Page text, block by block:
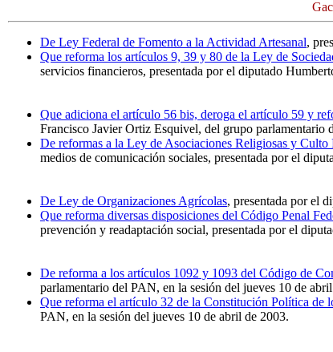
De Ley Federal de Fomento a la Actividad Artesanal,
Que reforma los artículos 9, 39 y 80 de la Ley de
servicios financieros, presentada por el diputado
Que adiciona el artículo 56 bis, deroga el artículo 59 y
Francisco Javier Ortiz Esquivel, del grupo parlamentario
De reformas a la Ley de Asociaciones Religiosas y
medios de comunicación sociales, presentada por el
De Ley de Organizaciones Agrícolas, presentada por el
Que reforma diversas disposiciones del Código Penal
prevención y readaptación social, presentada por el
De reforma a los artículos 1092 y 1093 del Código de
parlamentario del PAN, en la sesión del jueves 10 de
Que reforma el artículo 32 de la Constitución Política de
PAN, en la sesión del jueves 10 de abril de 2003.